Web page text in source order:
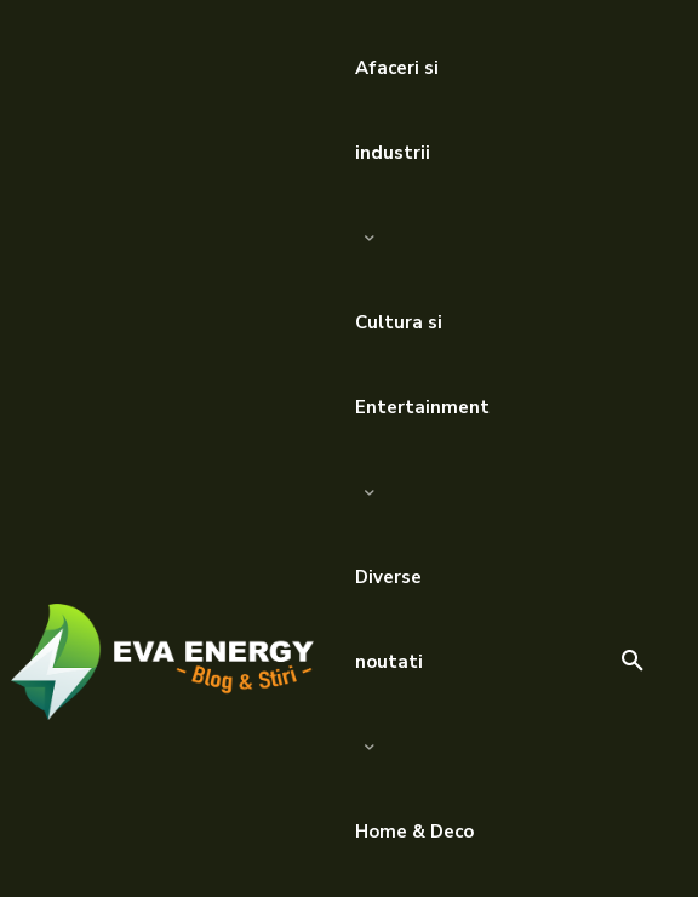
Afaceri si
industrii
Cultura si
Entertainment
Diverse
noutati
Home & Deco